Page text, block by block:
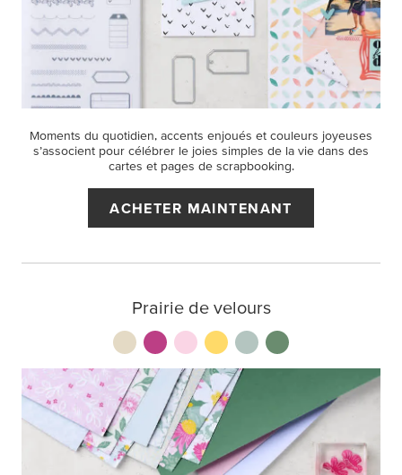
Moments du quotidien, accents enjoués et couleurs joyeuses
s’associent pour célébrer le joies simples de la vie dans des
cartes et pages de scrapbooking.
ACHETER MAINTENANT
Prairie de velours